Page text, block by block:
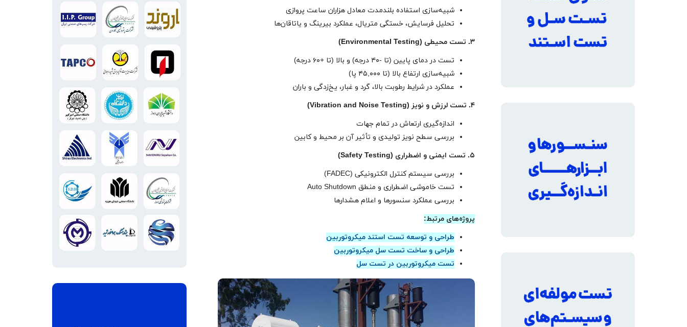
شبیه‌سازی استفاده بلندمدت معادل هزاران ساعت پروازی
تحلیل فرسایش، خستگی متریال، عملکرد بیرینگ و یاتاقان‌ها
۳. تست محیطی (Environmental Testing)
تست در دمای پایین (تا -۴۰ درجه) و بالا (تا +۶۰ درجه)
شبیه‌سازی ارتفاع بالا (تا ۴۵,۰۰۰ پا)
عملکرد در شرایط رطوبت بالا، گرد و غبار، یخ‌زدگی و باران
۴. تست لرزش و نویز (Vibration and Noise Testing)
اندازه‌گیری ارتعاش در تمام جهات
بررسی سطح نویز تولیدی و تأثیر آن بر محیط و کابین
۵. تست ایمنی و اضطراری (Safety Testing)
بررسی سیستم کنترل الکترونیکی (FADEC)
تست خاموشی اضطراری و منطق Auto Shutdown
بررسی عملکرد سنسورها و اعلام هشدارها
پروژه‌های مرتبط:
طراحی و توسعه تست استند میکروتوربین
طراحی و ساخت تست سل میکروتوربین
تست میکروتوربین در تست سل